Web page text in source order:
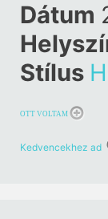
Dátum
Stílus
OTT VOLTAM
Kedvencekhez ad